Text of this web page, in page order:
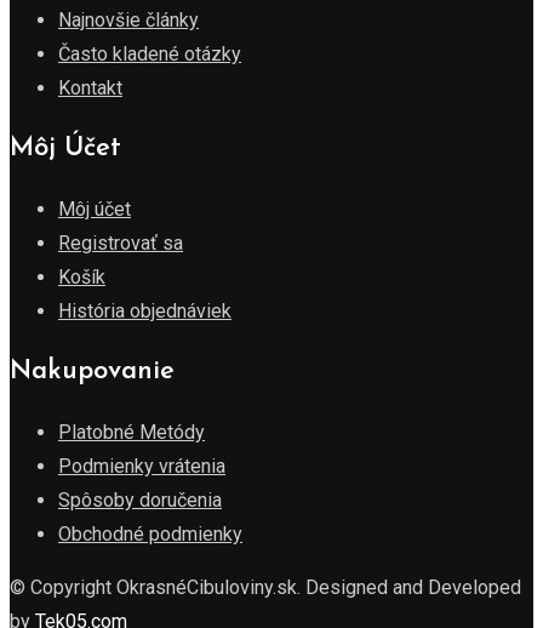
Najnovšie články
Často kladené otázky
Kontakt
Môj Účet
Môj účet
Registrovať sa
Košík
História objednáviek
Nakupovanie
Platobné Metódy
Podmienky vrátenia
Spôsoby doručenia
Obchodné podmienky
© Copyright OkrasnéCibuloviny.sk. Designed and Developed
by Tek05.com